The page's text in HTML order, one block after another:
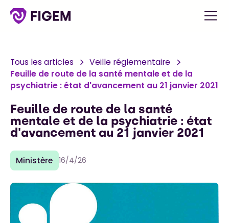
Tous les articles
Veille réglementaire
Feuille de route de la santé mentale et de la
psychiatrie : état d'avancement au 21 janvier 2021
Feuille de route de la santé
mentale et de la psychiatrie : état
d'avancement au 21 janvier 2021
Ministère 16/4/26